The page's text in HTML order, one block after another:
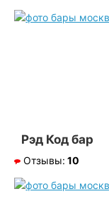
Рэд Код бар
Отзывы: 10